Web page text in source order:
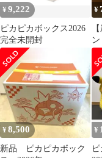
¥9,222
ピカピカボックス2026
完全未開封
¥
¥8,500
新品 ピカピカボック
¥